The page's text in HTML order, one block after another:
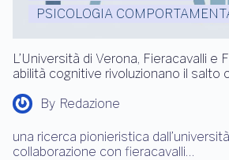
PSICOLOGIA
L’Università di Verona, Fieracavalli e
abilità cognitive rivoluzionano il salto
By Redazione
una ricerca pionieristica
collaborazione con fieracavalli…